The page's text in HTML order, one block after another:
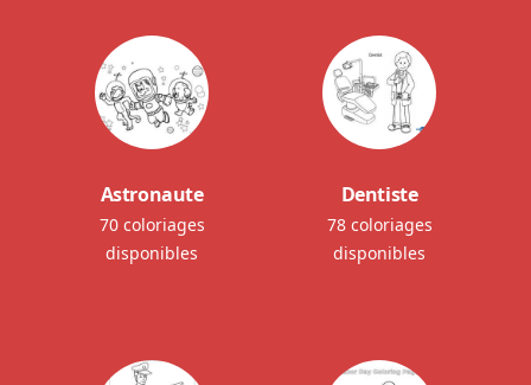
Astronaute
70 coloriages
disponibles
Dentiste
78 coloriages
disponibles